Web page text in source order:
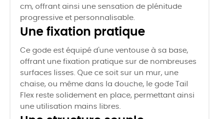
cm, offrant ainsi une sensation de plénitude
progressive et personnalisable.
Une fixation pratique
Ce gode est équipé d'une ventouse à sa base,
offrant une fixation pratique sur de nombreuses
surfaces lisses. Que ce soit sur un mur, une
chaise, ou même dans la douche, le gode Tail
Flex reste solidement en place, permettant ainsi
une utilisation mains libres.